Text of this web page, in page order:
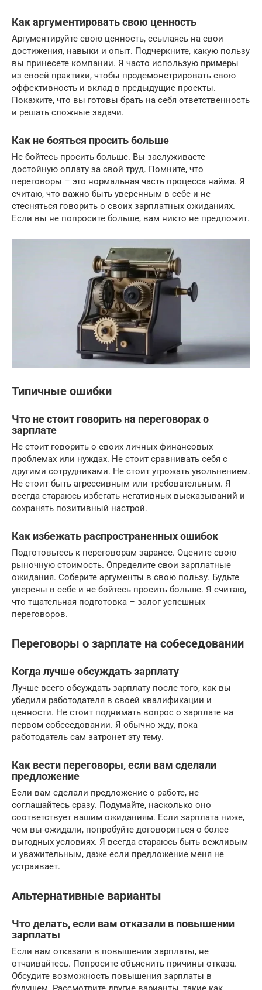
Как аргументировать свою ценность
Аргументируйте свою ценность, ссылаясь на свои
достижения, навыки и опыт. Подчеркните, какую пользу
вы принесете компании. Я часто использую примеры
из своей практики, чтобы продемонстрировать свою
эффективность и вклад в предыдущие проекты.
Покажите, что вы готовы брать на себя ответственность
и решать сложные задачи.
Как не бояться просить больше
Не бойтесь просить больше. Вы заслуживаете
достойную оплату за свой труд. Помните, что
переговоры – это нормальная часть процесса найма. Я
считаю, что важно быть уверенным в себе и не
стесняться говорить о своих зарплатных ожиданиях.
Если вы не попросите больше, вам никто не предложит.
Типичные ошибки
Что не стоит говорить на переговорах о
зарплате
Не стоит говорить о своих личных финансовых
проблемах или нуждах. Не стоит сравнивать себя с
другими сотрудниками. Не стоит угрожать увольнением.
Не стоит быть агрессивным или требовательным. Я
всегда стараюсь избегать негативных высказываний и
сохранять позитивный настрой.
Как избежать распространенных ошибок
Подготовьтесь к переговорам заранее. Оцените свою
рыночную стоимость. Определите свои зарплатные
ожидания. Соберите аргументы в свою пользу. Будьте
уверены в себе и не бойтесь просить больше. Я считаю,
что тщательная подготовка – залог успешных
переговоров.
Переговоры о зарплате на собеседовании
Когда лучше обсуждать зарплату
Лучше всего обсуждать зарплату после того, как вы
убедили работодателя в своей квалификации и
ценности. Не стоит поднимать вопрос о зарплате на
первом собеседовании. Я обычно жду, пока
работодатель сам затронет эту тему.
Как вести переговоры, если вам сделали
предложение
Если вам сделали предложение о работе, не
соглашайтесь сразу. Подумайте, насколько оно
соответствует вашим ожиданиям. Если зарплата ниже,
чем вы ожидали, попробуйте договориться о более
выгодных условиях. Я всегда стараюсь быть вежливым
и уважительным, даже если предложение меня не
устраивает.
Альтернативные варианты
Что делать, если вам отказали в повышении
зарплаты
Если вам отказали в повышении зарплаты, не
отчаивайтесь. Попросите объяснить причины отказа.
Обсудите возможность повышения зарплаты в